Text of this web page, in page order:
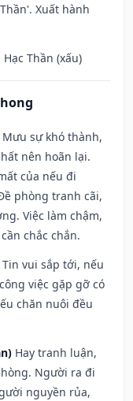
Xuất hành
Thần (xấu)
Mưu sự khó thành,
nên hoãn lại.
của nếu đi
phòng tranh cãi,
Việc làm chậm,
chắc chắn.
Tin vui sắp tới, nếu
việc gặp gỡ có
chăn nuôi đều
Hay tranh luận,
Người ra đi
nguyền rủa,